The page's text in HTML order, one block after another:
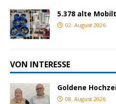
5.378 alte
02. August 2026
VON INTERESSE
Goldene
08. August 2026